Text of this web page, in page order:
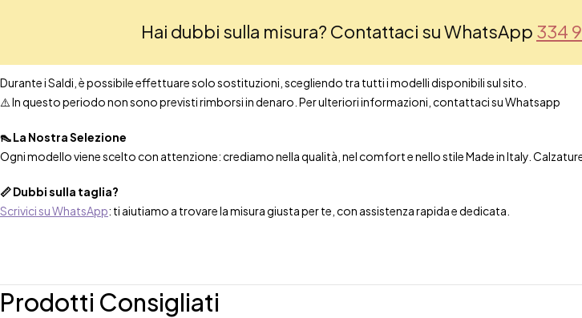
Hai dubbi sulla misura? Contattaci su WhatsApp 334
Durante i Saldi, è possibile effettuare solo sostituzioni, scegliendo tra tutti i modelli disponibili sul sito.
⚠️ In questo periodo non sono previsti rimborsi in denaro. Per ulteriori informazioni, contattaci su Whatsapp
👠 La Nostra Selezione
Ogni modello viene scelto con attenzione: crediamo nella qualità, nel comfort e nello stile Made in Italy.
📏 Dubbi sulla taglia?
Scrivici su WhatsApp: ti aiutiamo a trovare la misura giusta per te, con assistenza rapida e dedicata.
Prodotti Consigliati